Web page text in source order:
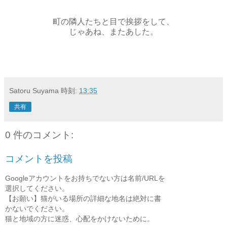
町の隣人たちと目で挨拶をして、
じゃあね、またあした。
Satoru Suyama 時刻: 13:35
共有
0 件のコメント:
コメントを投稿
Googleアカウントをお持ちでない方は名前/URLを
選択してください。
【お願い】猫がいる場所の詳細な地名は絶対に書
かないでください。
猫と地域の方に迷惑、心配をかけないために。